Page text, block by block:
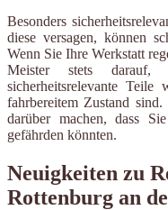
Besonders
diese versagen, können
Wenn Sie Ihre Werkstatt
Meister stets
sicherheitsrelevante
fahrbereitem Zustand
darüber machen, dass
gefährden könnten.
Neuigkeiten zu
Rottenburg an